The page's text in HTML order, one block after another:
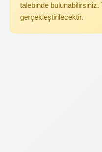
talebinde
gerçekleştirilecektir.